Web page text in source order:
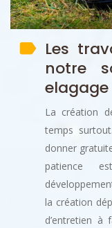
Les
notre
elagage
La création
temps
donner
patience
la création
d’entretien